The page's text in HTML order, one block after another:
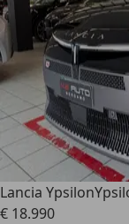
Lancia Ypsilon
€ 18.990